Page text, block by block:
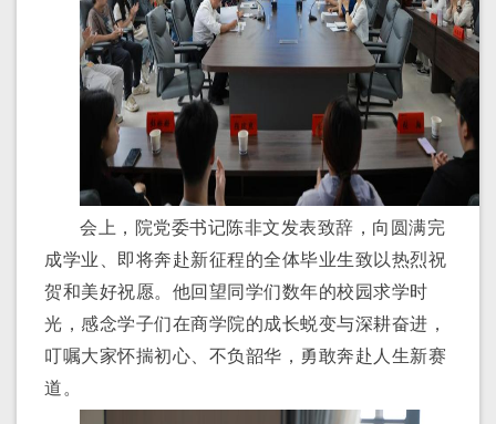
会上 ，院党委书记陈非文发表致辞，向圆满完
成学业、即将奔赴新征程的全体毕业生致以热烈祝
贺和美好祝愿。他回望同学们数年的校园求学时
光，感念学子们在商学院的成长蜕变与深耕奋进，
叮嘱大家怀揣初心、不负韶华，勇敢奔赴人生新赛
道。